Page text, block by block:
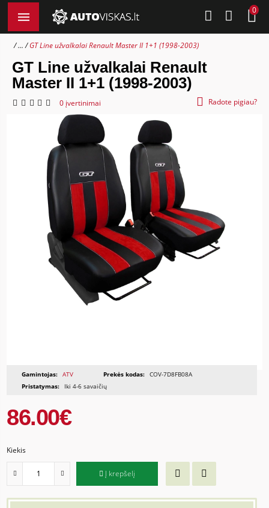
0
... GT Line užvalkalai Renault Master II 1+1 (1998-2003)
GT Line užvalkalai Renault
Master II 1+1 (1998-2003)
0 įvertinimai Radote pigiau?
Gamintojas: ATV Prekės kodas: COV-7D8FB08A
Pristatymas:
Iki 4-6 savaičių
86.00€
Kiekis
Į krepšelį